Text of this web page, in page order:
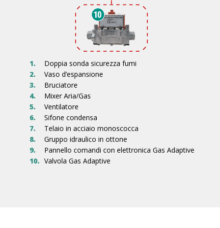
1.
Doppia sonda sicurezza fumi
2.
Vaso d’espansione
3.
Bruciatore
4.
Mixer Aria/Gas
5.
Ventilatore
6.
Sifone condensa
7.
Telaio in acciaio monoscocca
8.
Gruppo idraulico in ottone
9.
Pannello comandi con elettronica Gas Adaptive
10. Valvola Gas Adaptive